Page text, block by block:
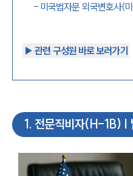
- 미국법자문 외국변호사(
▶︎ 관련 구성원 바로 보러가기
1 . 전문직비자(H-1B) |